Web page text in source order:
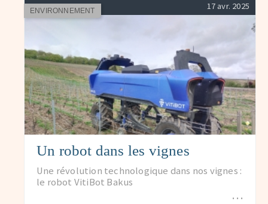
ENVIRONNEMENT 17 avr. 2025
Un robot dans les vignes
Une révolution technologique dans nos vignes :
le robot VitiBot Bakus
…